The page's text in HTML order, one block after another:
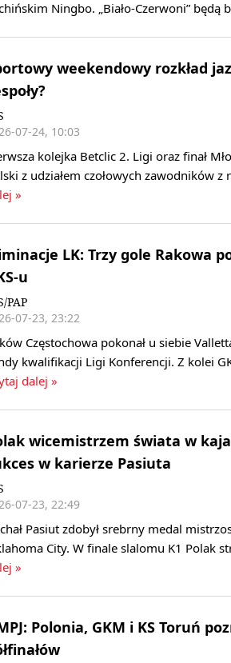
Ningbo. „Biało-Czerwoni” będą
weekendowy rozkład
07-24, 10:03
kolejka Betclic 2. Ligi oraz finał
z udziałem czołowych zawodników
»
LK: Trzy gole Rakowa
u
PAP
07-23, 23:22
Częstochowa pokonał u siebie
kwalifikacji Ligi Konferencji. Z kolei
dalej »
wicemistrzem świata w
w karierze Pasiuta
07-23, 22:49
Pasiut zdobył srebrny medal
City. W finale slalomu K1 Polak
»
Polonia, GKM i KS Toruń